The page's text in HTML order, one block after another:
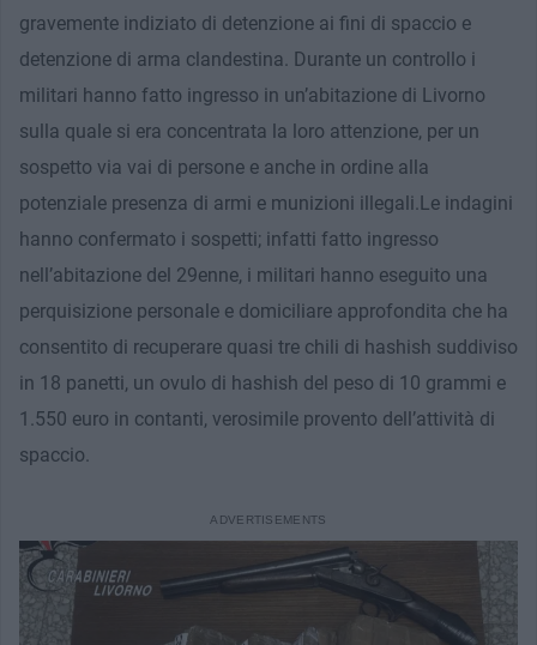
gravemente indiziato di detenzione ai fini di spaccio e
detenzione di arma clandestina. Durante un controllo i
militari hanno fatto ingresso in un’abitazione di Livorno
sulla quale si era concentrata la loro attenzione, per un
sospetto via vai di persone e anche in ordine alla
potenziale presenza di armi e munizioni illegali.Le indagini
hanno confermato i sospetti; infatti fatto ingresso
nell’abitazione del 29enne, i militari hanno eseguito una
perquisizione personale e domiciliare approfondita che ha
consentito di recuperare quasi tre chili di hashish suddiviso
in 18 panetti, un ovulo di hashish del peso di 10 grammi e
1.550 euro in contanti, verosimile provento dell’attività di
spaccio.